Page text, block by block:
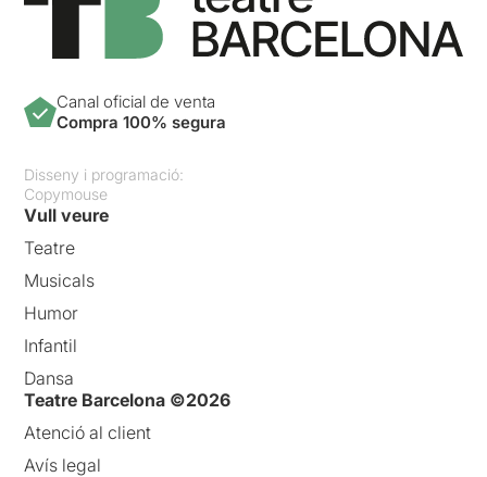
Canal oficial de venta
Compra 100% segura
Disseny i programació:
Copymouse
Vull veure
Teatre
Musicals
Humor
Infantil
Dansa
Teatre Barcelona ©2026
Atenció al client
Avís legal